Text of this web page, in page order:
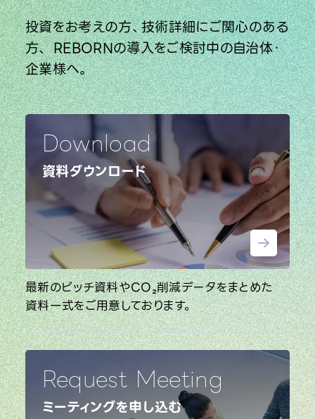
投資をお考えの方、技術詳細にご関心のある
方、REBORNの導入をご検討中の自治体・
企業様へ。
Download
資料ダウンロード
最新のピッチ資料やCO₂削減データをまとめた
資料一式をご用意しております。
Request Meeting
ミーティングを申し込む